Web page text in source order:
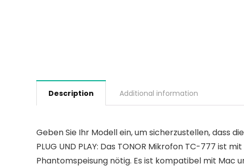
Description Additional information
Geben Sie Ihr Modell ein, um sicherzustellen, dass
PLUG UND PLAY: Das TONOR Mikrofon TC-777
Phantomspeisung nötig. Es ist kompatibel mit Mac